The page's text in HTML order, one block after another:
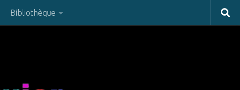
Bibliothèque